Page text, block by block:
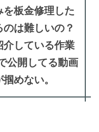
板金修理した
は難しいの？
介している作業
公開してる動画
めない。